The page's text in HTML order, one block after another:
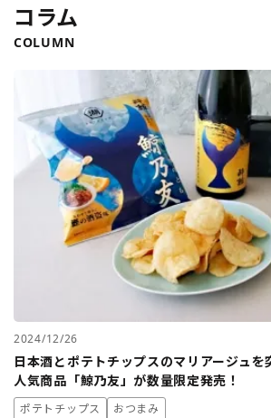
コラム
COLUMN
2024/12/26
日本酒とポテトチップスのマリアージュを
人気商品「鯨乃友」が数量限定発売！
ポテトチップス おつまみ